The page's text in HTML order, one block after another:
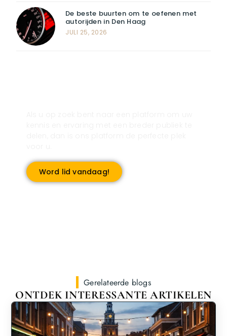
De beste buurten om te oefenen met
autorijden in Den Haag
JULI 25, 2026
Word lid vandaag!
Gerelateerde blogs
ONTDEK INTERESSANTE ARTIKELEN